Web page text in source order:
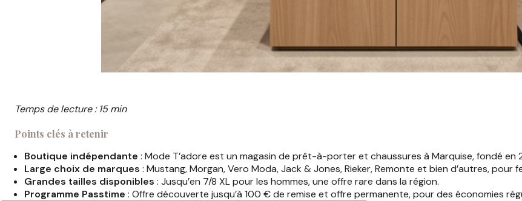
Temps de lecture : 15 min
Points clés à retenir
Boutique indépendante : Mode T’adore est un magasin de prêt-à-porter et chaussures à Marquise, fondé en
Large choix de marques : Mustang, Morgan, Vero Moda, Jack & Jones, Rieker, Remonte et bien d’autres, pour
Grandes tailles disponibles : Jusqu’en 7/8 XL pour les hommes, une offre rare dans la région.
Programme Passtime : Offre découverte jusqu’à 100 € de remise et offre permanente, pour des économies